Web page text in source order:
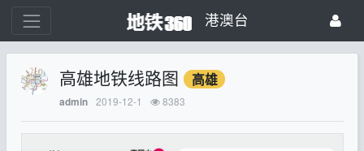
港澳台
高雄地铁线路图 高雄
admin 2019-12-1 8383